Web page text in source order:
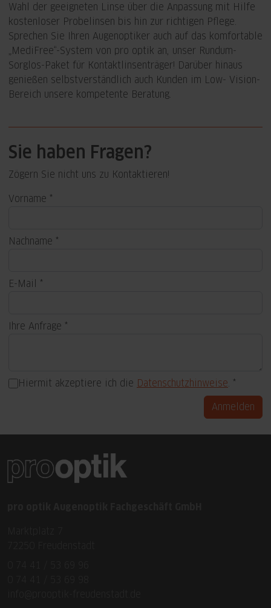
Wahl der geeigneten Linse über die Anpassung mit Hilfe
kostenloser Probelinsen bis hin zur richtigen Pflege.
Sprechen Sie Ihren Augenoptiker auch auf das komfortable
„MediFree“-System von pro optik an, unser Rundum-
Sorglos-Paket für Kontaktlinsenträger! Darüber hinaus
genießen selbstverständlich auch Kunden im Low- Vision-
Bereich unsere kompetente Beratung.
Vorname
Nachname
E-Mail
Ihre Anfrage
Hiermit akzeptiere ich die Datenschutzhinweise.
Anmelden
Sie haben Fragen?
Zögern Sie nicht uns zu Kontaktieren!